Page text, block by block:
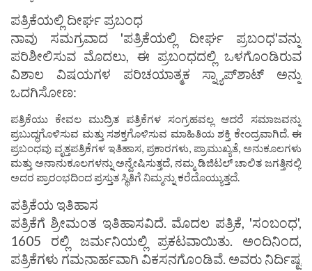
ಪತ್ರಿಕೆಯಲ್ಲಿ ದೀರ್ಘ ಪ್ರಬಂಧ
ನಾವು ಸಮಗ್ರವಾದ 'ಪತ್ರಿಕೆಯಲ್ಲಿ ದೀರ್ಘ ಪ್ರಬಂಧ'ವನ್ನು
ಪರಿಶೀಲಿಸುವ ಮೊದಲು, ಈ ಪ್ರಬಂಧದಲ್ಲಿ ಒಳಗೊಂಡಿರುವ
ವಿಶಾಲ ವಿಷಯಗಳ ಪರಿಚಯಾತ್ಮಕ ಸ್ನ್ಯಾಪ್‌ಶಾಟ್ ಅನ್ನು
ಒದಗಿಸೋಣ:
ಪತ್ರಿಕೆಯು ಕೇವಲ ಮುದ್ರಿತ ಪತ್ರಿಕೆಗಳ ಸಂಗ್ರಹವಲ್ಲ ಆದರೆ ಸಮಾಜವನ್ನು
ಪ್ರಬುದ್ಧಗೊಳಿಸುವ ಮತ್ತು ಸಶಕ್ತಗೊಳಿಸುವ ಮಾಹಿತಿಯ ಶಕ್ತಿ ಕೇಂದ್ರವಾಗಿದೆ. ಈ
ಪ್ರಬಂಧವು ವೃತ್ತಪತ್ರಿಕೆಗಳ ಇತಿಹಾಸ, ಪ್ರಕಾರಗಳು, ಪ್ರಾಮುಖ್ಯತೆ, ಅನುಕೂಲಗಳು
ಮತ್ತು ಅನಾನುಕೂಲಗಳನ್ನು ಅನ್ವೇಷಿಸುತ್ತದೆ, ನಮ್ಮ ಡಿಜಿಟಲ್ ಚಾಲಿತ ಜಗತ್ತಿನಲ್ಲಿ
ಅದರ ಪ್ರಾರಂಭದಿಂದ ಪ್ರಸ್ತುತ ಸ್ಥಿತಿಗೆ ನಿಮ್ಮನ್ನು ಕರೆದೊಯ್ಯುತ್ತದೆ.
ಪತ್ರಿಕೆಯ ಇತಿಹಾಸ
ಪತ್ರಿಕೆಗೆ ಶ್ರೀಮಂತ ಇತಿಹಾಸವಿದೆ. ಮೊದಲ ಪತ್ರಿಕೆ, 'ಸಂಬಂಧ',
1605 ರಲ್ಲಿ ಜರ್ಮನಿಯಲ್ಲಿ ಪ್ರಕಟವಾಯಿತು. ಅಂದಿನಿಂದ,
ಪತ್ರಿಕೆಗಳು ಗಮನಾರ್ಹವಾಗಿ ವಿಕಸನಗೊಂಡಿವೆ. ಅವರು ನಿರ್ದಿಷ್ಟ